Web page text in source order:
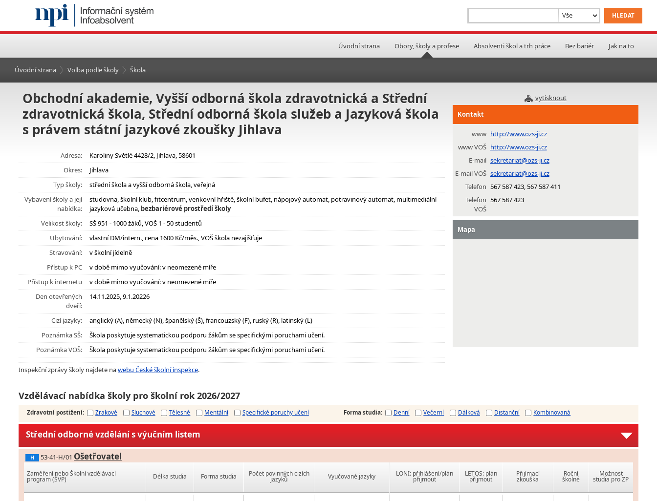
Úvodní strana Obory, školy a profese Absolventi škol a trh práce Bez bariér Jak na to
Úvodní strana Volba podle školy Škola
vytisknout
Obchodní akademie, Vyšší odborná škola zdravotnická a Střední
zdravotnická škola, Střední odborná škola služeb a Jazyková škola
s právem státní jazykové zkoušky Jihlava
Adresa:
Karoliny Světlé 4428/2, Jihlava, 58601
Okres:
Jihlava
Typ školy:
střední škola a vyšší odborná škola, veřejná
Vybavení školy a její
nabídka:
studovna, školní klub, fitcentrum, venkovní hřiště, školní bufet, nápojový automat, potravinový automat, multimediální
jazyková učebna, bezbariérové prostředí školy
Velikost školy:
SŠ 951 - 1000 žáků, VOŠ 1 - 50 studentů
Ubytování:
vlastní DM/intern., cena 1600 Kč/měs., VOŠ škola nezajišťuje
Stravování:
v školní jídelně
Přístup k PC
v době mimo vyučování: v neomezené míře
Přístup k internetu
v době mimo vyučování: v neomezené míře
Den otevřených
dveří:
14.11.2025, 9.1.20226
Cizí jazyky:
anglický (A), německý (N), španělský (Š), francouzský (F), ruský (R), latinský (L)
Poznámka SŠ:
Škola poskytuje systematickou podporu žákům se specifickými poruchami učení.
Poznámka VOŠ:
Škola poskytuje systematickou podporu žákům se specifickými poruchami učení.
Inspekční zprávy školy najdete nawebu České školní inspekce.
Kontakt
www http://www.ozs-ji.cz
www VOŠ http://www.ozs-ji.cz
E-mail sekretariat@ozs-ji.cz
E-mail VOŠ sekretariat@ozs-ji.cz
Telefon 567 587 423, 567 587 411
Telefon
VOŠ
567 587 423
Mapa
Vzdělávací nabídka školy pro školní rok 2026/2027
Zdravotní postižení: Zrakové Sluchové Tělesné Mentální Specifické poruchy učení Forma studia: Denní Večerní Dálková Distanční Kombinovaná
Střední odborné vzdělání s výučním listem
H 53-41-H/01 Ošetřovatel
Zaměření nebo Školní vzdělávací
program (ŠVP) Délka studia Forma studia Počet povinných cizích
jazyků Vyučované jazyky LONI: přihlášení/plán
přijmout
LETOS: plán
přijmout
Přijímací
zkouška
Roční
školné
Možnost
studia pro ZP